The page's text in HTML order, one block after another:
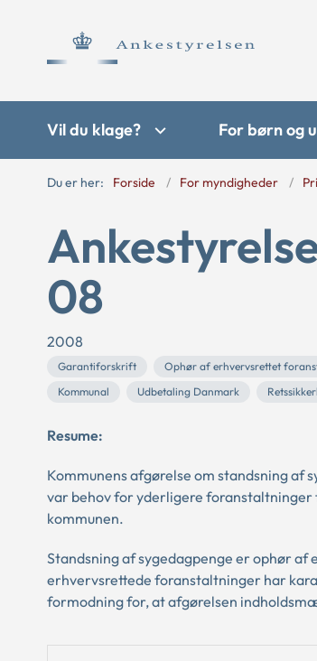
Vil du klage? For børn og
Du er her: Forside For myndigheder
08
2008
Garantiforskrift Ophør af erhvervsrettet
Kommunal
Udbetaling Danmark
Resume:
Kommunens afgørelse om standsning af
var behov for yderligere
kommunen.
Standsning af sygedagpenge er ophør
erhvervsrettede foranstaltninger har
formodning for, at afgørelsen